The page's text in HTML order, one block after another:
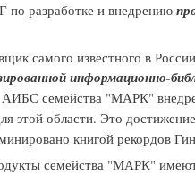
разработке и внедрению
самого известного в
информационно-
АИБС семейства "МАРК"
этой области. Это
книгой рекордов
семейства "МАРК" имеют